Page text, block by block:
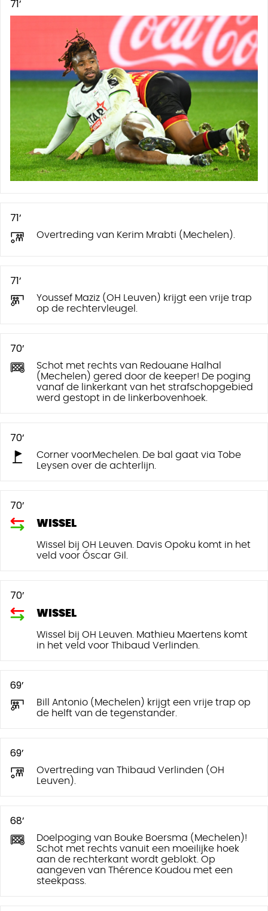
71’
71’
Overtreding van Kerim Mrabti (Mechelen).
71’
Youssef Maziz (OH Leuven) krijgt een vrije trap
op de rechtervleugel.
70’
Schot met rechts van Redouane Halhal
(Mechelen) gered door de keeper! De poging
vanaf de linkerkant van het strafschopgebied
werd gestopt in de linkerbovenhoek.
70’
Corner voorMechelen. De bal gaat via Tobe
Leysen over de achterlijn.
70’
WISSEL
Wissel bij OH Leuven. Davis Opoku komt in het
veld voor Óscar Gil.
70’
WISSEL
Wissel bij OH Leuven. Mathieu Maertens komt
in het veld voor Thibaud Verlinden.
69’
Bill Antonio (Mechelen) krijgt een vrije trap op
de helft van de tegenstander.
69’
Overtreding van Thibaud Verlinden (OH
Leuven).
68’
Doelpoging van Bouke Boersma (Mechelen)!
Schot met rechts vanuit een moeilijke hoek
aan de rechterkant wordt geblokt. Op
aangeven van Thérence Koudou met een
steekpass.